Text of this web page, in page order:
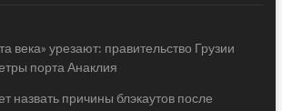
века» урезают: правительство Грузии
порта Анаклия
назвать причины блэкаутов после